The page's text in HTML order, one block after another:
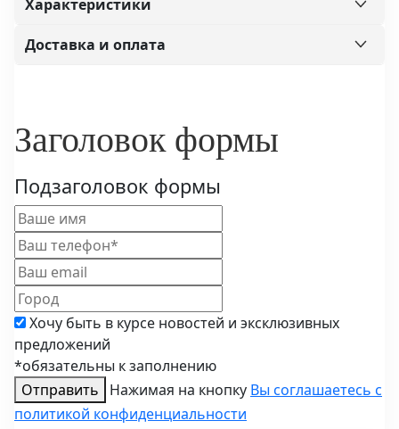
Характеристики
Доставка и оплата
Заголовок формы
Подзаголовок формы
Хочу быть в курсе новостей и эксклюзивных
предложений
*обязательны к заполнению
Отправить
Нажимая на кнопку Вы соглашаетесь с
политикой конфиденциальности